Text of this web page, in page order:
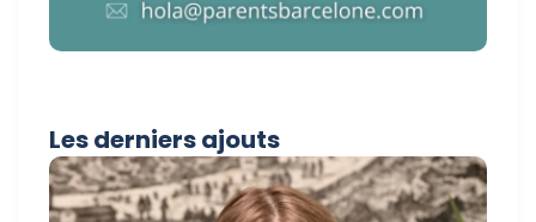
Les derniers ajouts